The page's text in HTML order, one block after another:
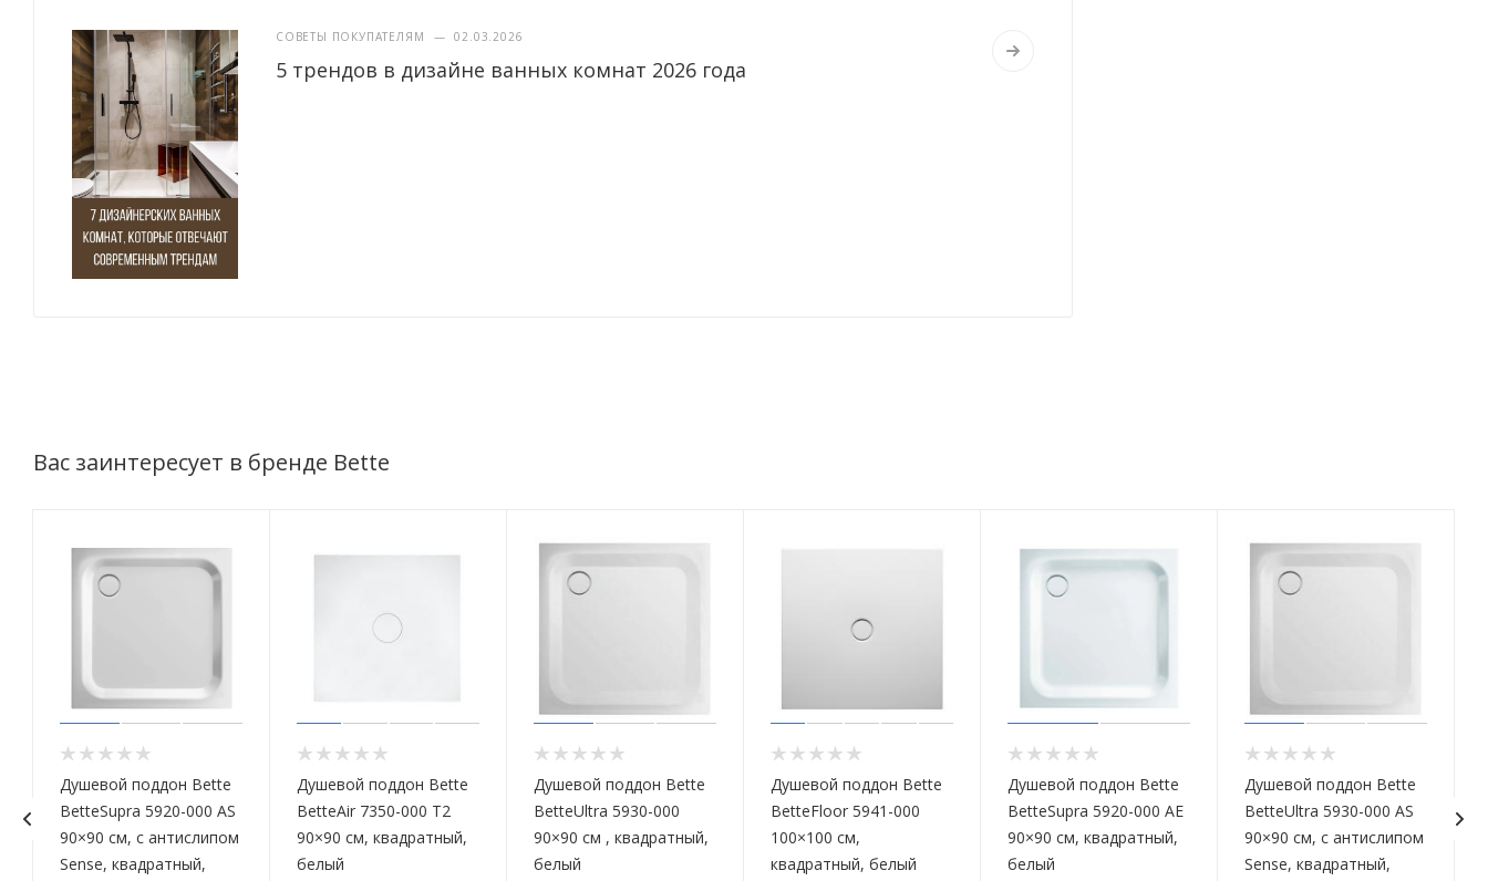
СОВЕТЫ ПОКУПАТЕЛЯМ — 02.03.2026
5 трендов в дизайне ванных комнат 2026 года
Вас заинтересует в бренде Bette
Душевой поддон Bette
BetteSupra 5920-000 AS
90×90 см, с антислипом
Sense, квадратный,
Душевой поддон Bette
BetteAir 7350-000 T2
90×90 см, квадратный,
белый
Душевой поддон Bette
BetteUltra 5930-000
90×90 см , квадратный,
белый
Душевой поддон Bette
BetteFloor 5941-000
100×100 см,
квадратный, белый
Душевой поддон Bette
BetteSupra 5920-000 AE
90×90 см, квадратный,
белый
Душевой поддон Bette
BetteUltra 5930-000 AS
90×90 см, с антислипом
Sense, квадратный,